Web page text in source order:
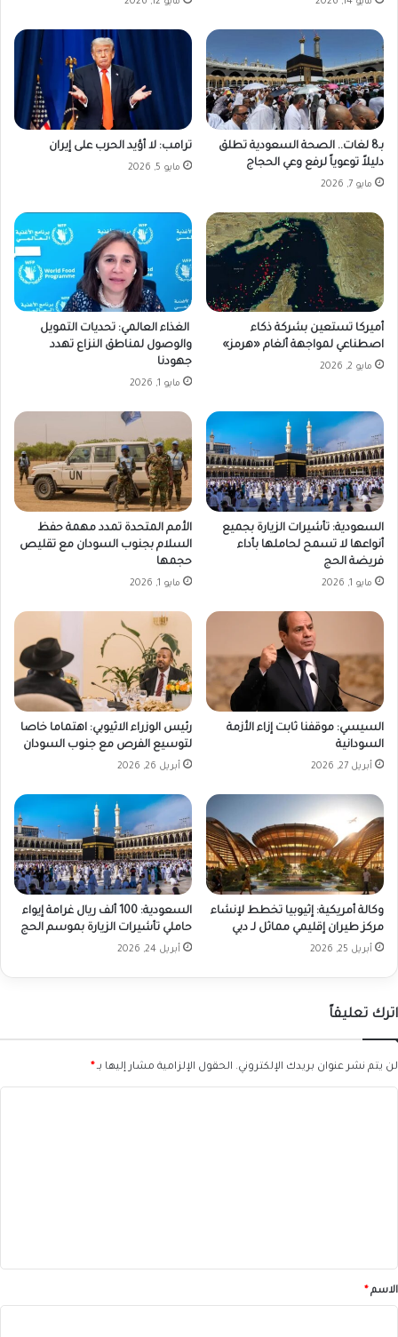
بـ8 لغات.. الصحة السعودية تطلق
دليلاً توعوياً لرفع وعي الحجاج
مايو 7, 2026
ترامب: لا أؤيد الحرب على إيران
مايو 5, 2026
أميركا تستعين بشركة ذكاء
اصطناعي لمواجهة ألغام «هرمز»
مايو 2, 2026
الغذاء العالمي: تحديات التمويل
والوصول لمناطق النزاع تهدد
جهودنا
مايو 1, 2026
السعودية: تأشيرات الزيارة بجميع
أنواعها لا تسمح لحاملها بأداء
فريضة الحج
مايو 1, 2026
الأمم المتحدة تمدد مهمة حفظ
السلام بجنوب السودان مع تقليص
حجمها
مايو 1, 2026
السيسي: موقفنا ثابت إزاء الأزمة
السودانية
أبريل 27, 2026
رئيس الوزراء الاثيوبي: اهتماما خاصا
لتوسيع الفرص مع جنوب السودان
أبريل 26, 2026
وكالة أمريكية: إثيوبيا تخطط لإنشاء
مركز طيران إقليمي مماثل لـ دبي
أبريل 25, 2026
السعودية: 100 ألف ريال غرامة إيواء
حاملي تأشيرات الزيارة بموسم الحج
أبريل 24, 2026
اترك تعليقاً
لن يتم نشر عنوان بريدك الإلكتروني. الحقول الإلزامية مشار إليها بـ*
*الاسم*